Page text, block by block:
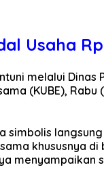
Usaha
melalui
(KUBE),